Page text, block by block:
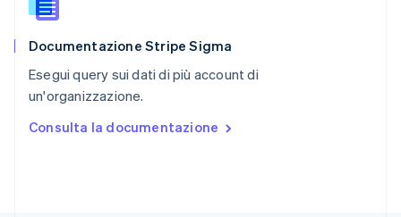
Documentazione Stripe Sigma
Esegui query sui dati di più account di
un'organizzazione.
Consulta la documentazione
Slovacchia
Slovenia
Spagna
EspañolEnglish
English Español简体中文